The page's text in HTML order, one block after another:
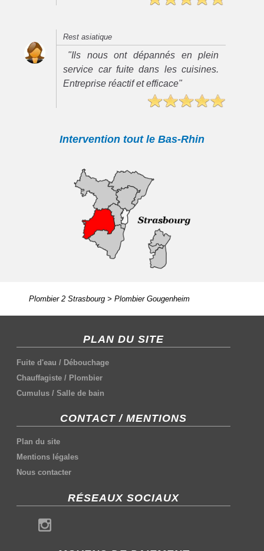
Rest asiatique
"Ils nous ont dépannés en plein
service car fuite dans les cuisines.
Entreprise réactif et efficace"
Intervention tout le Bas-Rhin
Plombier 2 Strasbourg> Plombier Gougenheim
PLAN DU SITE
Fuite d'eau / Débouchage
Chauffagiste / Plombier
Cumulus /Salle de bain
CONTACT / MENTIONS
Plan du site
Mentions légales
Nous contacter
RÉSEAUX SOCIAUX